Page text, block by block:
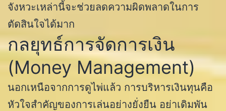
จังหวะเหล่านี้จะช่วยลดความผิดพลาดในการ
ตัดสินใจได้มาก
กลยุทธ์การจัดการเงิน
(Money Management)
นอกเหนือจากการดูไพ่แล้ว การบริหารเงินทุนคือ
หัวใจสำคัญของการเล่นอย่างยั่งยืน อย่าเดิมพัน